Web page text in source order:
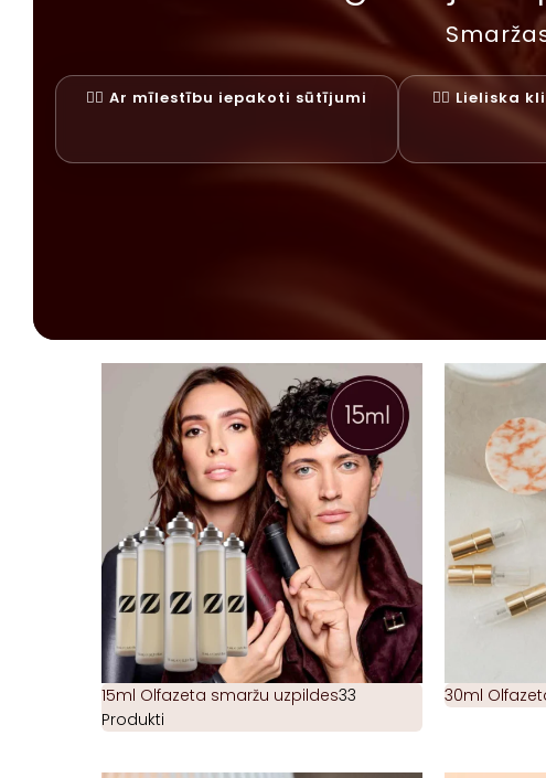
✓⃝ Ar mīlestību iepakoti sūtījumi ✓⃝ Lieliska
15ml Olfazeta smaržu uzpildes33
Produkti
30ml